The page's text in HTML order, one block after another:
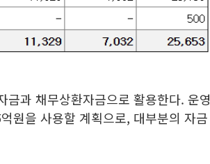
과 채무상환자금으로 활용한다. 운영
원을 사용할 계획으로, 대부분의 자금